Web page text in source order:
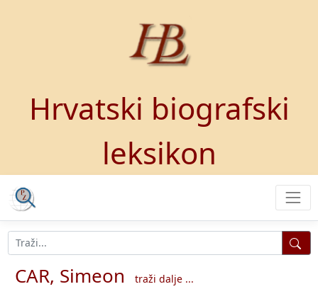
Hrvatski biografski
leksikon
CAR, Simeon
traži dalje ...